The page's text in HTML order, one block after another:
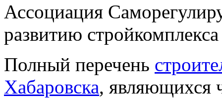
Ассоциация
развитию
Полный перечень
Хабаровска, являющихся